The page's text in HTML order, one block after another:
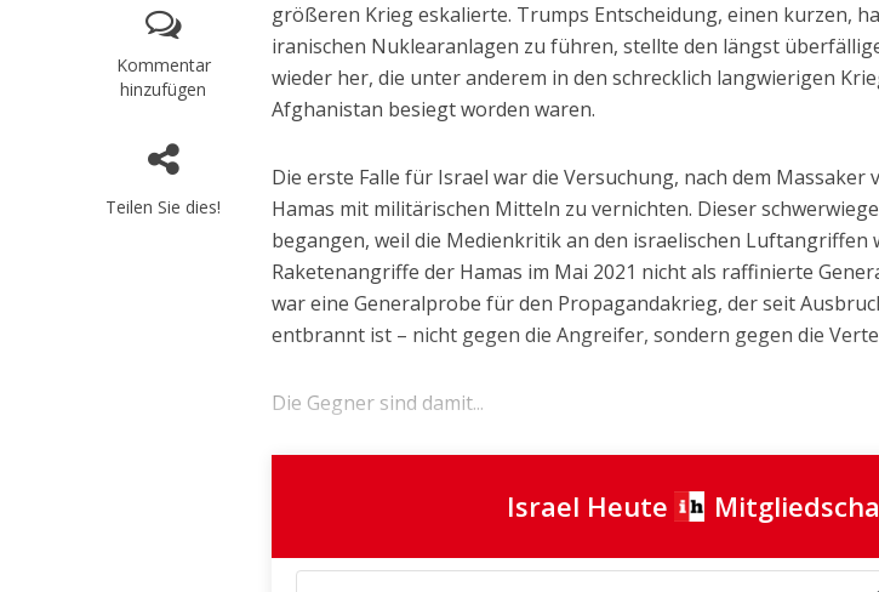
Kommentar
hinzufügen
Teilen Sie dies!
größeren Krieg eskalierte. Trumps Entscheidung, einen kurzen,
iranischen Nuklearanlagen zu führen, stellte den längst
wieder her, die unter anderem in den schrecklich langwierigen
Afghanistan besiegt worden waren.
Die erste Falle für Israel war die Versuchung, nach dem Massaker
Hamas mit militärischen Mitteln zu vernichten. Dieser
begangen, weil die Medienkritik an den israelischen Luftangriffen
Raketenangriffe der Hamas im Mai 2021 nicht als raffinierte
war eine Generalprobe für den Propagandakrieg, der seit
entbrannt ist – nicht gegen die Angreifer, sondern gegen die
Die Gegner sind damit...
Israel Heute